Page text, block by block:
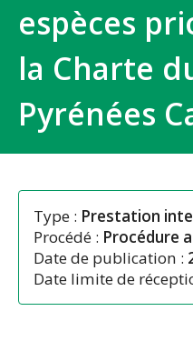
espèces
la Charte
Pyrénées
Type : Prestation
Procédé : Procédure
Date de publication :
Date limite de